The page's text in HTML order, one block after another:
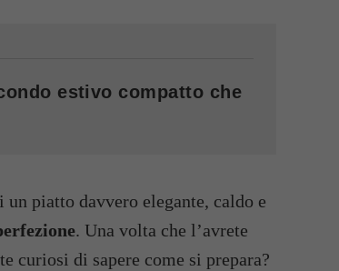
estivo compatto che
piatto davvero elegante, caldo e
. Una volta che l’avrete
curiosi di sapere come si prepara?